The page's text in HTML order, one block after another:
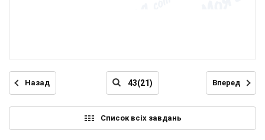
Назад Вперед
Список всіх завдань